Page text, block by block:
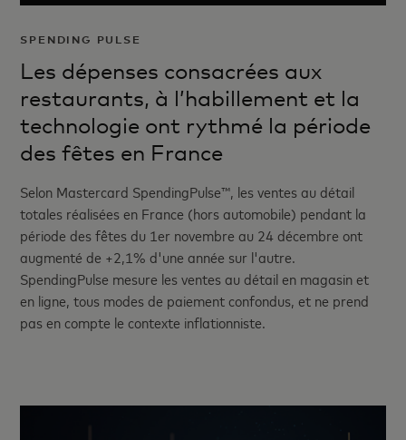
SPENDING PULSE
Les dépenses consacrées aux
restaurants, à l’habillement et la
technologie ont rythmé la période
des fêtes en France
Selon Mastercard SpendingPulse™, les ventes au détail
totales réalisées en France (hors automobile) pendant la
période des fêtes du 1er novembre au 24 décembre ont
augmenté de +2,1% d'une année sur l'autre.
SpendingPulse mesure les ventes au détail en magasin et
en ligne, tous modes de paiement confondus, et ne prend
pas en compte le contexte inflationniste.